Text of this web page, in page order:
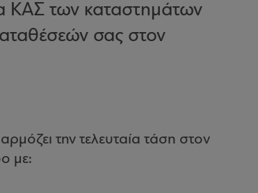
ΚΑΣ των καταστημάτων
σας στον
την τελευταία τάση στον
με: